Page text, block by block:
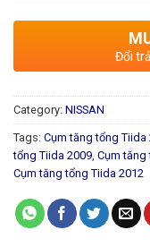
Đổi
Category: NISSAN
Tags: Cụm tăng tổng Tiida
tổng Tiida 2009, Cụm tăng
Cụm tăng tổng Tiida 2012